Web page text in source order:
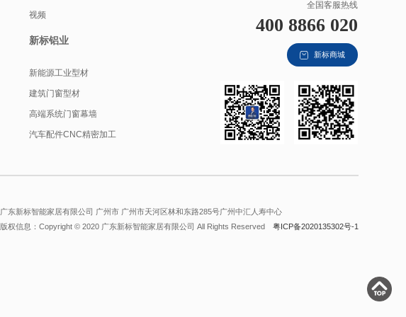
视频
新标铝业
新能源工业型材
建筑门窗型材
高端系统门窗幕墙
汽车配件CNC精密加工
全国客服热线
400 8866 020
新标商城
广东新标智能家居有限公司 广州市 广州市天河区林和东路285号广州中汇人寿中心
版权信息：Copyright © 2020 广东新标智能家居有限公司 All Rights Reserved 粤ICP备2020135302号-1